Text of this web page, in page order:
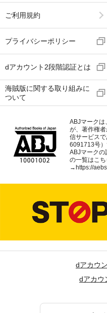
ご利用規約
プライバシーポリシー
dアカウント2段階認証とは
海賊版に関する取り組みに
ついて
ABJマークは
が、著作権
信サービス
6091713号）
ABJマークの
の一覧はこち
→https://
dアカウ
dアカウ